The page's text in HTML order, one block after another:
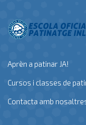
Aprèn a patinar JA!
Cursos i classes de
Contacta amb